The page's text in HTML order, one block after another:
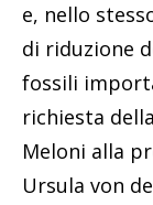
e, nello
di riduzione
fossili
richiesta
Meloni alla
Ursula von